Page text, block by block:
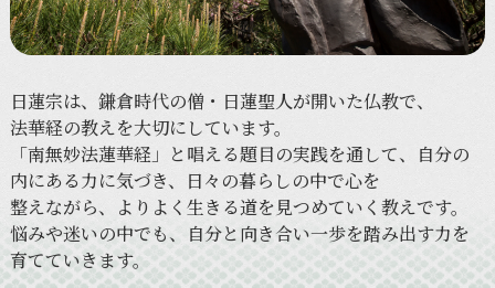
日蓮宗は、 鎌倉時代の僧・日蓮聖人が開いた仏教で、
法華経の教えを大切にしています。
「南無妙法蓮華経」と唱える題目の実践を通して、
自分の
内にある力に気づき、 日々の暮らしの中で心を
整えながら、
より よく 生きる道を見つめていく 教えです。
悩みや迷いの中でも、 自分と向き合い一歩を踏み出す力を
育てていきます。